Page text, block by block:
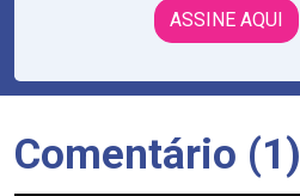
ASSINE AQUI
Comentário (1)